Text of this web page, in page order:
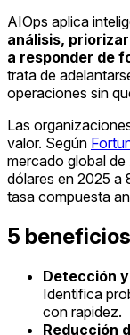
AIOps aplica
análisis,
a responder de
trata de
operaciones sin
Las
valor. Según
mercado global
dólares en 2025 a
tasa compuesta
5
Detección
Identifica
con rapidez.
Reducción